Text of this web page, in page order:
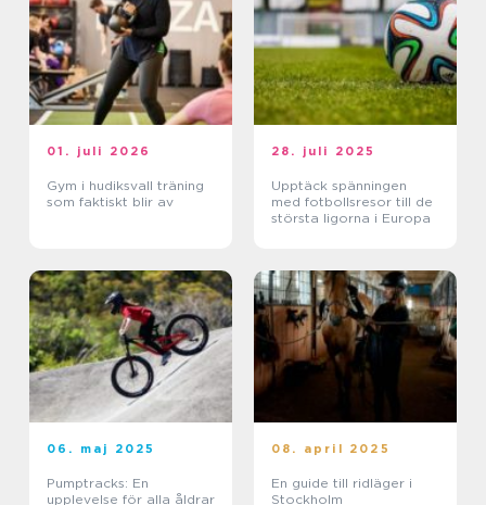
01. juli 2026
Gym i hudiksvall träning
som faktiskt blir av
28. juli 2025
Upptäck spänningen
med fotbollsresor till de
största ligorna i Europa
06. maj 2025
Pumptracks: En
upplevelse för alla åldrar
08. april 2025
En guide till ridläger i
Stockholm